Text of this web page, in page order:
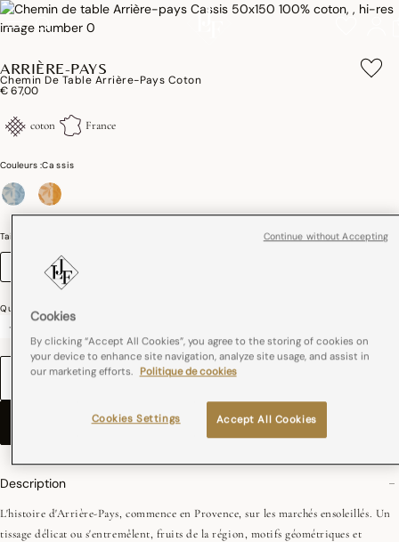
ARRIÈRE-PAYS
Chemin De Table Arrière-Pays Coton
€ 67,00
coton France
Couleurs :Cassis
sélectionné
Taille (cm) Guide des tailles
50 x 150
Quantité
-
BRODERIE
AJOUTER AU PANIER–€ 67,00
Description
L'histoire d'Arrière-Pays, commence en Provence, sur les marchés ensoleillés. Un
tissage délicat ou s'entremêlent, fruits de la région, motifs géométriques et
Cookies
By clicking “Accept All Cookies”, you agree to the storing of cookies on
your device to enhance site navigation, analyze site usage, and assist in
our marketing efforts. Politique de cookies
Accept All Cookies
Cookies Settings
Continue without Accepting